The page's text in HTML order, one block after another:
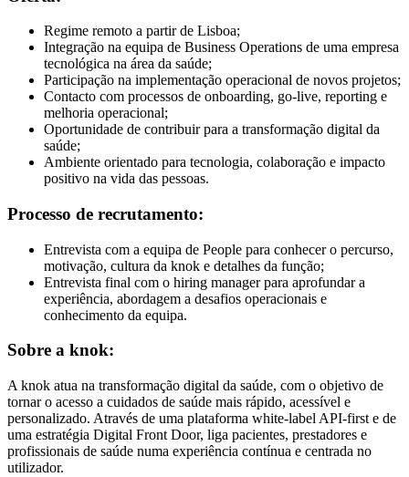
Regime remoto a partir de Lisboa;
Integração na equipa de Business Operations de uma empresa
tecnológica na área da saúde;
Participação na implementação operacional de novos projetos;
Contacto com processos de onboarding, go-live, reporting e
melhoria operacional;
Oportunidade de contribuir para a transformação digital da
saúde;
Ambiente orientado para tecnologia, colaboração e impacto
positivo na vida das pessoas.
Processo de recrutamento:
Entrevista com a equipa de People para conhecer o percurso,
motivação, cultura da knok e detalhes da função;
Entrevista final com o hiring manager para aprofundar a
experiência, abordagem a desafios operacionais e
conhecimento da equipa.
Sobre a knok:
A knok atua na transformação digital da saúde, com o objetivo de
tornar o acesso a cuidados de saúde mais rápido, acessível e
personalizado. Através de uma plataforma white-label API-first e de
uma estratégia Digital Front Door, liga pacientes, prestadores e
profissionais de saúde numa experiência contínua e centrada no
utilizador.